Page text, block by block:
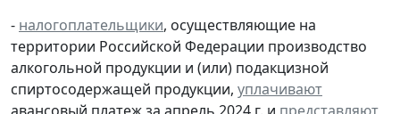
- налогоплательщики, осуществляющие на
территории Российской Федерации производство
алкогольной продукции и (или) подакцизной
спиртосодержащей продукции, уплачивают